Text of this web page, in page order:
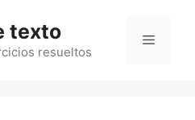
texto
resueltos
Menú